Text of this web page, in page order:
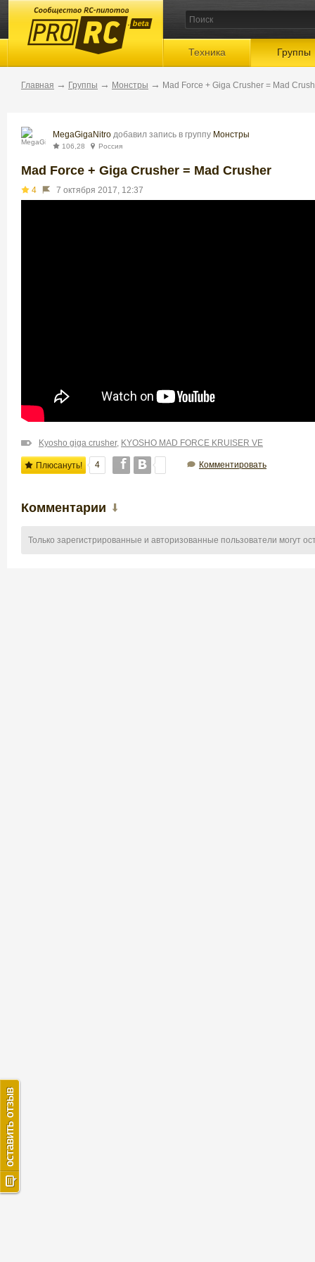
beta
Техника Группы
Главная → Группы → Монстры → Mad Force + Giga Crusher = Mad
MegaGigaNitro добавил запись в группу Монстры
106,28 Россия
Mad Force + Giga Crusher = Mad Crusher
4 7 октября 2017, 12:37
Kyosho giga crusher, KYOSHO MAD FORCE KRUISER VE
Плюсануть! 4 Комментировать
Комментарии
Только зарегистрированные и авторизованные пользователи могут